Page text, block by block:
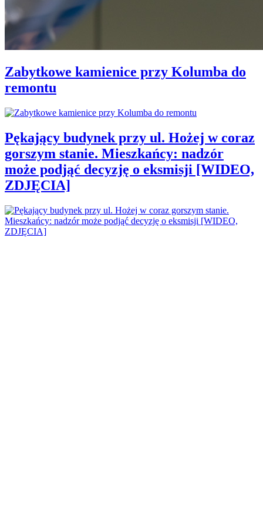
Zabytkowe kamienice przy Kolumba do
remontu
Pękający budynek przy ul. Hożej w coraz
gorszym stanie. Mieszkańcy: nadzór
może podjąć decyzję o eksmisji [WIDEO,
ZDJĘCIA]